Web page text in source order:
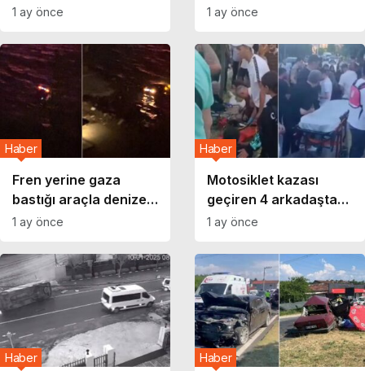
kaza: Cip yan yattı
1 ay önce
yükseldi
1 ay önce
Fren yerine gaza
bastığı araçla denize
uçtu: ‘Battığı nokta
Haber
1 ay önce
Motosiklet kazası
geçiren 4 arkadaştan
1’i hayatını kaybetti
Haber
1 ay önce
Haber Haber